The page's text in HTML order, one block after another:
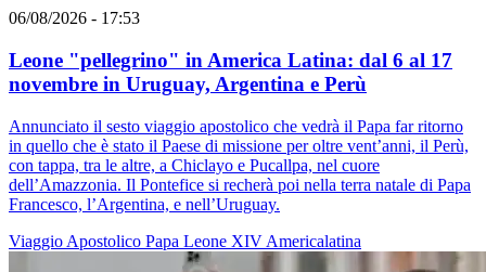
06/08/2026 - 17:53
Leone "pellegrino" in America Latina: dal 6 al 17
novembre in Uruguay, Argentina e Perù
Annunciato il sesto viaggio apostolico che vedrà il Papa far ritorno
in quello che è stato il Paese di missione per oltre vent’anni, il Perù,
con tappa, tra le altre, a Chiclayo e Pucallpa, nel cuore
dell’Amazzonia. Il Pontefice si recherà poi nella terra natale di Papa
Francesco, l’Argentina, e nell’Uruguay.
Viaggio Apostolico Papa Leone XIV Americalatina